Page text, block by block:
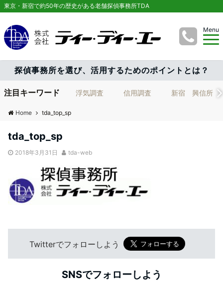
東京・新宿で約50年の歴史がある老舗探偵事務所TDA
Menu
探偵事務所を選び、活用するためのポイントとは？
注目キーワード 浮気調査 信用調査 新宿 興信所
Home tda_top_sp
tda_top_sp
2018年3月31日 tda-web
Twitterでフォローしよう
SNSでフォローしよう